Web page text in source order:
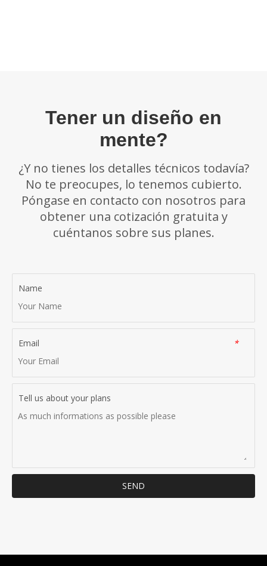
Tener un diseño en
mente?
¿Y no tienes los detalles técnicos todavía?
No te preocupes, lo tenemos cubierto.
Póngase en contacto con nosotros para
obtener una cotización gratuita y
cuéntanos sobre sus planes.
Name
*
Email
Tell us about your plans
SEND